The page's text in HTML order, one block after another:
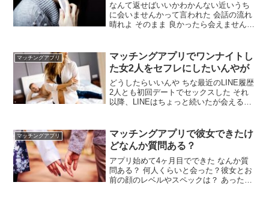
なんて返せばいいかわかんない近いうち
に会いませんかって言われた 会話の流れ
晴れよ そのまま 良かったら会えませんか
ゃ会えばいいんじゃね 会ってみたいけど
すごく美人で俺あんまり性的魅力がない
し話も面白くないかもしれないから パパ
活じゃない
マッチングアプリ
マッチングアプリでワンナイトし
た女2人をセフレにしたいんやが
どうしたらいいんや ちな最近のLINE履歴
2人とも初回デートでセックスした それ
以降、LINEはちょっと続いたが会える約
うよなぁ、もう無理なんかな 例えばどん
な感じで来るの 映画行こうとか、なんと
かって期間限定の店行きたいとかくるけ
どなあ
マッチングアプリ
マッチングアプリで彼女できたけ
どなんか質問ある？
アプリ始めて4ヶ月目でできた なんか質
問ある？ 何人くらいと会った？彼女とお
前の顔のレベルやスペックは？ あったの